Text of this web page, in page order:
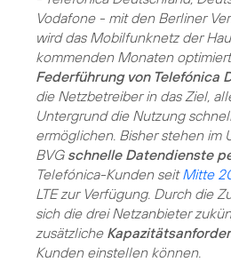
Vodafone - mit den Berliner
wird das Mobilfunknetz der
kommenden Monaten
Federführung von Telefónica
die Netzbetreiber in das Ziel,
Untergrund die Nutzung
ermöglichen. Bisher stehen im
BVG schnelle Datendienste
Telefónica-Kunden seitMitte
LTE zur Verfügung. Durch die
sich die drei Netzanbieter
zusätzliche
Kunden einstellen können.